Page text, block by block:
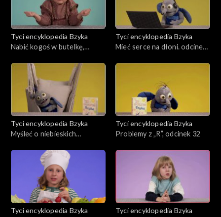
Tyci encyklopedia Bzyka
Nabić kogoś w butelkę,
Tyci encyklopedia Bzyka
Mieć serce na dłoni. odcinek
Tyci encyklopedia Bzyka
Myśleć o niebieskich
Tyci encyklopedia Bzyka
Problemy z „R”, odcinek 32
Tyci encyklopedia Bzyka
Tyci encyklopedia Bzyka